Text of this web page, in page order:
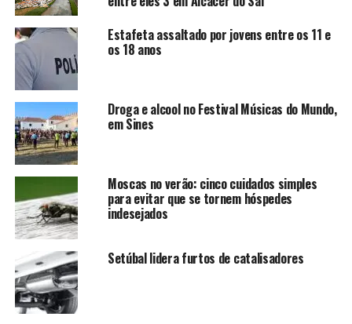
Estafeta assaltado por jovens entre os 11 e
os 18 anos
Droga e alcool no Festival Músicas do Mundo,
em Sines
Moscas no verão: cinco cuidados simples
para evitar que se tornem hóspedes
indesejados
Setúbal lidera furtos de catalisadores